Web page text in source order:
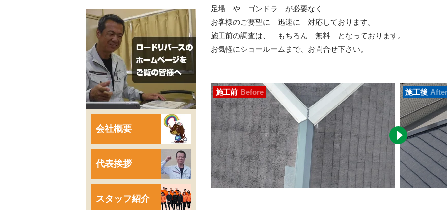
足場 や ゴンドラ が必要なく
お客様のご要望に 迅速に 対応しております。
施工前の調査は、 もちろん 無料 となっております。
お気軽にショールームまで、お問合せ下さい。
施工前 Before 施工後 After
会社概要
代表挨拶
スタッフ紹介